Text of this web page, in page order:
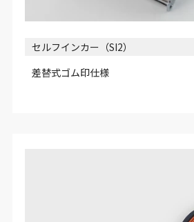
セルフインカー（SI2）
差替式ゴム印仕様